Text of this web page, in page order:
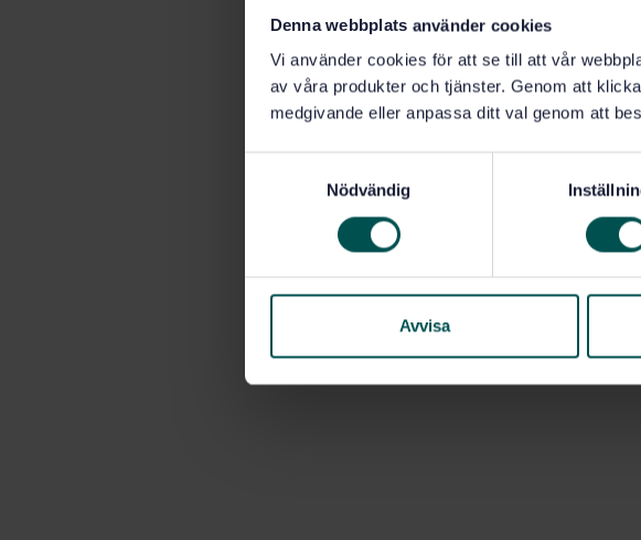
Denna webbplats använder cookies
Vi använder cookies för att se till att vår
av våra produkter och tjänster. Genom att
medgivande eller anpassa ditt val genom att
s
Nödvändig
Avvisa